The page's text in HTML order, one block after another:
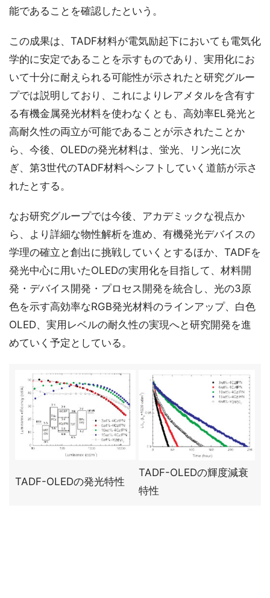
能であることを確認したという。
この成果は、TADF材料が電気励起下においても電気化
学的に安定であることを示すものであり、実用化にお
いて十分に耐えられる可能性が示されたと研究グルー
プでは説明しており、これによりレアメタルを含有す
る有機金属発光材料を使わなくとも、高効率EL発光と
高耐久性の両立が可能であることが示されたことか
ら、今後、OLEDの発光材料は、蛍光、リン光に次
ぎ、第3世代のTADF材料へシフトしていく道筋が示さ
れたとする。
なお研究グループでは今後、アカデミックな視点か
ら、より詳細な物性解析を進め、有機発光デバイスの
学理の確立と創出に挑戦していくとするほか、TADFを
発光中心に用いたOLEDの実用化を目指して、材料開
発・デバイス開発・プロセス開発を統合し、光の3原
色を示す高効率なRGB発光材料のラインアップ、白色
OLED、実用レベルの耐久性の実現へと研究開発を進
めていく予定としている。
TADF-OLEDの発光特性
TADF-OLEDの輝度減衰
特性